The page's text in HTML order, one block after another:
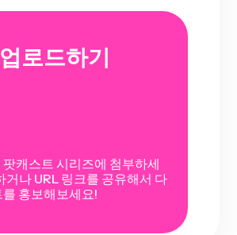
로드하기
캐스트 시리즈에 첨부하세
거나 URL 링크를 공유해서 다
홍보해보세요!